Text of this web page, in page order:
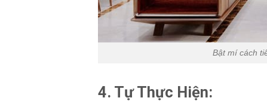
Bật mí cách
4. Tự Thực Hiện: